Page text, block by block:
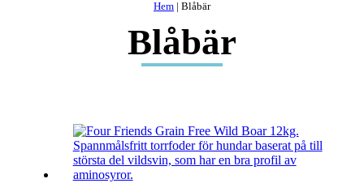
Hem| Blåbär
Blåbär